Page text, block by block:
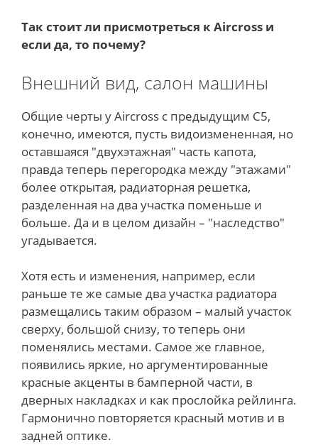
Так стоит ли присмотреться к Aircross и
если да, то почему?
Внешний вид, салон машины
Общие черты у Aircross с предыдущим С5,
конечно, имеются, пусть видоизмененная, но
оставшаяся "двухэтажная" часть капота,
правда теперь перегородка между "этажами"
более открытая, радиаторная решетка,
разделенная на два участка поменьше и
больше. Да и в целом дизайн – "наследство"
угадывается.
Хотя есть и изменения, например, если
раньше те же самые два участка радиатора
размещались таким образом – малый участок
сверху, большой снизу, то теперь они
поменялись местами. Самое же главное,
появились яркие, но аргументированные
красные акценты в бамперной части, в
дверных накладках и как прослойка рейлинга.
Гармонично повторяется красный мотив и в
задней оптике.